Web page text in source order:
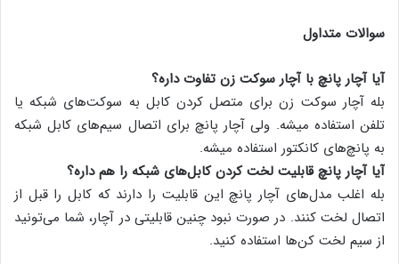
سوالات متداول
آیا آچار پانچ با آچار سوکت زن تفاوت داره؟
بله آچار سوکت زن برای متصل کردن کابل به سوکت‌های شبکه یا
تلفن استفاده میشه. ولی آچار پانچ برای اتصال سیم‌های کابل شبکه
به پانچ‌های کانکتور استفاده میشه.
آیا آچار پانچ قابلیت لخت کردن کابل‌های شبکه را هم داره؟
بله اغلب مدل‌های آچار پانچ این قابلیت را دارند که کابل را قبل از
اتصال لخت کنند. در صورت نبود چنین قابلیتی در آچار، شما می‌تونید
از سیم لخت کن‌ها استفاده کنید.